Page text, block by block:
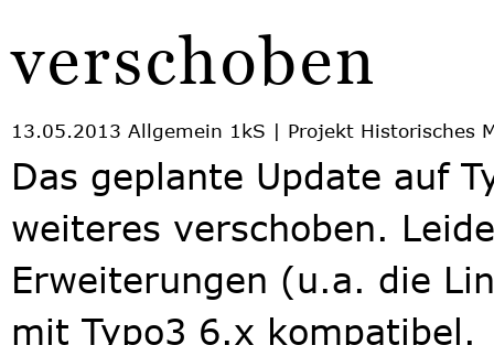
verschoben
13.05.2013 Allgemein 1kS | Projekt Historisches
Das geplante Update auf
weiteres verschoben.
Erweiterungen (u.a. die
mit Typo3 6.x kompatibel.